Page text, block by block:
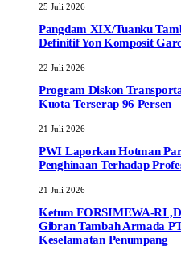
25 Juli 2026
Pangdam XIX/Tuanku
Definitif Yon Komposit
22 Juli 2026
Program Diskon
Kuota Terserap 96 Persen
21 Juli 2026
PWI Laporkan Hotman
Penghinaan Terhadap
21 Juli 2026
Ketum FORSIMEWA-RI
Gibran Tambah Armada
Keselamatan Penumpang